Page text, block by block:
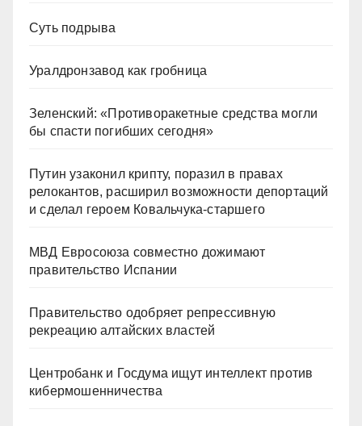
Суть подрыва
Уралдронзавод как гробница
Зеленский: «Противоракетные средства могли
бы спасти погибших сегодня»
Путин узаконил крипту, поразил в правах
релокантов, расширил возможности депортаций
и сделал героем Ковальчука-старшего
МВД Евросоюза совместно дожимают
правительство Испании
Правительство одобряет репрессивную
рекреацию алтайских властей
Центробанк и Госдума ищут интеллект против
кибермошенничества